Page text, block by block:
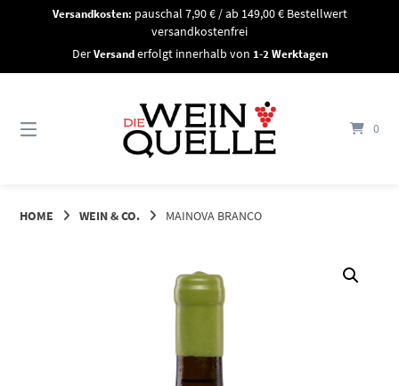
Versandkosten: pauschal 7,90 € / ab 149,00 € Bestellwert
versandkostenfrei
DerVersanderfolgt innerhalb von 1-2 Werktagen
0
HOME WEIN & CO. MAINOVA BRANCO